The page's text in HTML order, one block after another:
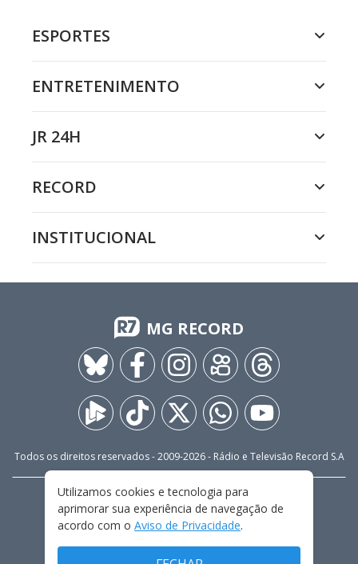
ESPORTES
ENTRETENIMENTO
JR 24H
RECORD
INSTITUCIONAL
MG RECORD
Todos os direitos reservados - 2009-2026- Rádio e Televisão Record S.A
FALE CONOSCO
PRIVACIDADE
TERMOS E CONDIÇÕES DE USO
Utilizamos cookies e tecnologia para
aprimorar sua experiência de navegação de
acordo com o Aviso de Privacidade.